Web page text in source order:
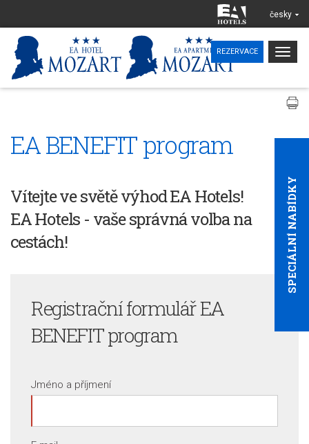
česky
REZERVACE
SPECIÁLNÍ NABÍDKY
EA BENEFIT program
Vítejte ve světě výhod EA Hotels!
EA Hotels - vaše správná volba na
cestách!
Registrační formulářEA
BENEFIT program
Jméno a příjmení